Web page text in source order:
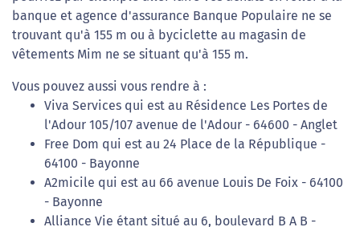
banque et agence d'assurance Banque Populaire ne se
trouvant qu'à 155 m ou à byciclette au magasin de
vêtements Mim ne se situant qu'à 155 m.
Vous pouvez aussi vous rendre à :
Viva Services qui est au Résidence Les Portes de
l'Adour 105/107 avenue de l'Adour - 64600 - Anglet
Free Dom qui est au 24 Place de la République -
64100 - Bayonne
A2micile qui est au 66 avenue Louis De Foix - 64100
- Bayonne
Alliance Vie étant situé au 6, boulevard B A B -